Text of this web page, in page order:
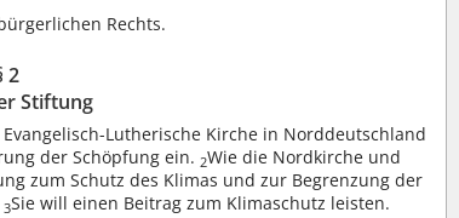
Rechts.
2
Stiftung
Lutherische Kirche in Norddeutschland
der Schöpfung ein. 2Wie die Nordkirche und
zum Schutz des Klimas und zur Begrenzung der
3Sie will einen Beitrag zum Klimaschutz leisten.